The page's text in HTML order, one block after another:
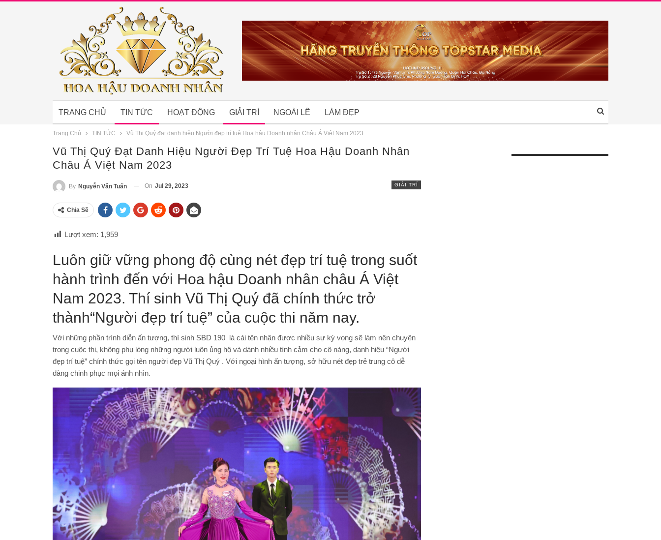
TRANG CHỦ TIN TỨC HOẠT ĐỘNG GIẢI TRÍ NGOÀI LỀ LÀM ĐẸP
Trang Chủ TIN TỨC Vũ Thị Quý đạt danh hiệu Người đẹp trí tuệ Hoa hậu Doanh nhân Châu Á Việt Nam 2023
Vũ Thị Quý Đạt Danh Hiệu Người Đẹp Trí Tuệ Hoa Hậu Doanh Nhân
Châu Á Việt Nam 2023
GIẢI TRÍ
By Nguyễn Văn Tuấn On Jul 29, 2023
Chia Sẽ
Lượt xem: 1,959
Luôn giữ vững phong độ cùng nét đẹp trí tuệ trong suốt
hành trình đến với Hoa hậu Doanh nhân châu Á Việt
Nam 2023. Thí sinh Vũ Thị Quý đã chính thức trở
thành“Người đẹp trí tuệ” của cuộc thi năm nay.
Với những phần trình diễn ấn tượng, thí sinh SBD 190 là cái tên nhận được nhiều sự kỳ vọng sẽ làm nên chuyện
trong cuộc thi, không phụ lòng những người luôn ủng hộ và dành nhiều tình cảm cho cô nàng, danh hiệu “Người
đẹp trí tuệ” chính thức gọi tên người đẹp Vũ Thị Quý . Với ngoại hình ấn tượng, sở hữu nét đẹp trẻ trung cô dễ
dàng chinh phục mọi ánh nhìn.